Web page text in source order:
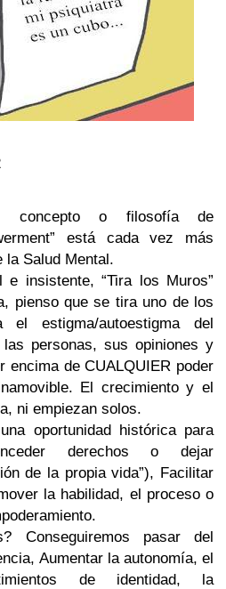
concepto o filosofía de
está cada vez más
la Salud Mental.
e insistente,“Tira los Muros”
pienso que se tira uno de los
el estigma/autoestigma del
las personas, sus opiniones y
encima de CUALQUIER poder
El crecimiento y el
ni empiezan solos.
oportunidad histórica para
derechos o dejar
de la propia vida”), Facilitar
la habilidad, el proceso o
Conseguiremos pasar del
Aumentar la autonomía, el
de identidad, la